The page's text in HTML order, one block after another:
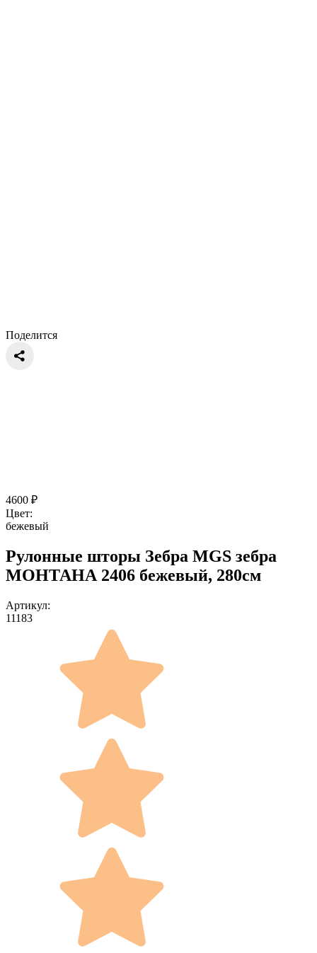
Поделится
4600 ₽
Цвет:
бежевый
Рулонные шторы Зебра MGS зебра
МОНТАНА 2406 бежевый, 280см
Артикул:
11183